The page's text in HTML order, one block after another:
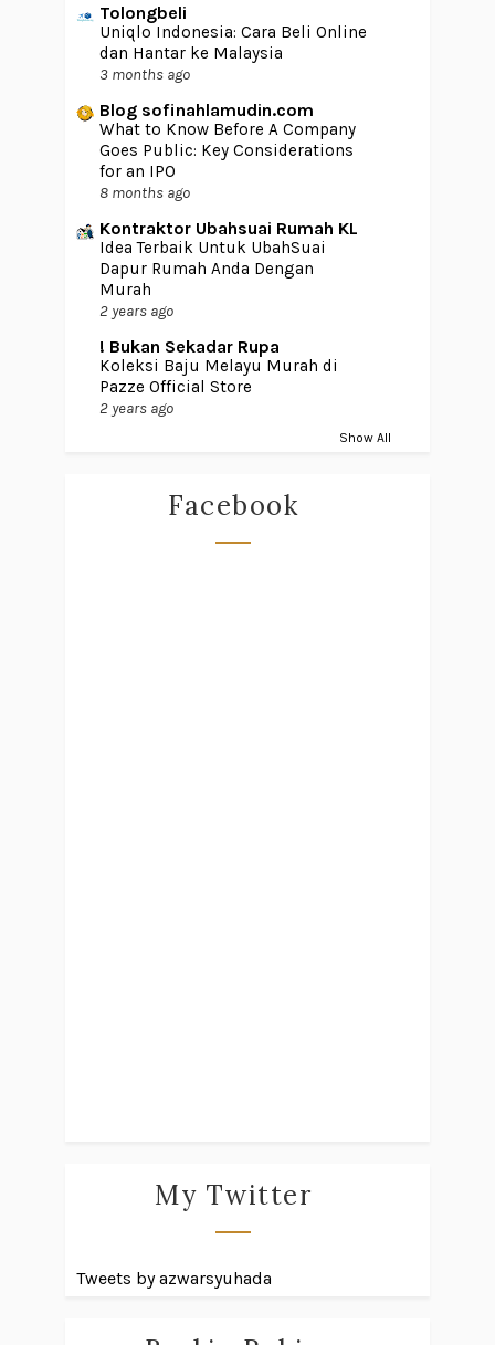
Tolongbeli
Uniqlo Indonesia: Cara Beli Online
dan Hantar ke Malaysia
3 months ago
Blog sofinahlamudin.com
What to Know Before A Company
Goes Public: Key Considerations
for an IPO
8 months ago
Kontraktor Ubahsuai Rumah KL
Idea Terbaik Untuk UbahSuai
Dapur Rumah Anda Dengan
Murah
2 years ago
! Bukan Sekadar Rupa
Koleksi Baju Melayu Murah di
Pazze Official Store
2 years ago
Show All
Facebook
My Twitter
Tweets by azwarsyuhada